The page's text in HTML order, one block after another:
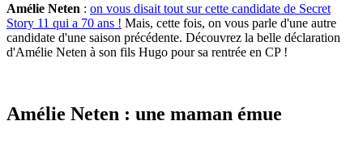
Amélie Neten : on vous disait tout sur cette candidate de Secret
Story 11 qui a 70 ans ! Mais, cette fois, on vous parle d'une autre
candidate d'une saison précédente. Découvrez la belle déclaration
d'Amélie Neten à son fils Hugo pour sa rentrée en CP !
Amélie Neten : une maman émue